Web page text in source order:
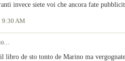
invece siete voi che ancora fate
9:30 AM
libro de sto tonto de Marino ma